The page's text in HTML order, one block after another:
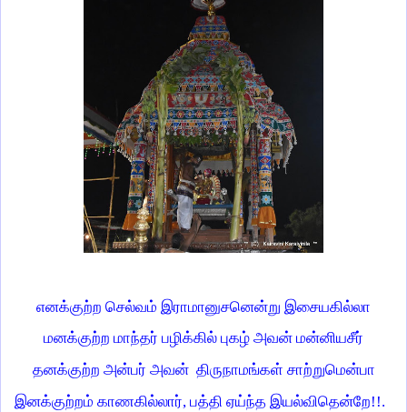
எனக்குற்ற செல்வம் இராமானுசனென்று இசையகில்லா
மனக்குற்ற மாந்தர் பழிக்கில் புகழ் அவன் மன்னியசீர்
தனக்குற்ற அன்பர் அவன் திருநாமங்கள் சாற்றுமென்பா
இனக்குற்றம் காணகில்லார், பத்தி ஏய்ந்த இயல்விதென்றே!!.